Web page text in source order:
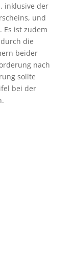
inklusive der
und
Es ist zudem
die
beider
nach
sollte
bei der